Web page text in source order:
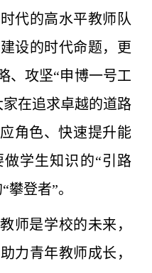
代的高水平教师队
设的时代命题，更
、攻坚“申博一号工
在追求卓越的道路
角色、快速提升能
学生知识的“引路
登者”。
师是学校的未来，
力青年教师成长，